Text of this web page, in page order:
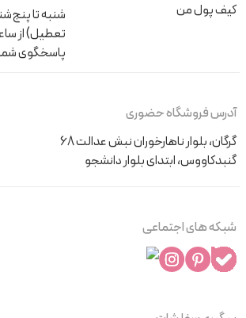
کیف پول من
شنبه تا
پاسخگوی
آدرس فروشگاه حضوری
گرگان، بلوار ناهارخوران نبش عدالت 68
گنبدکاووس، ابتدای بلوار دانشجو
شبکه های اجتماعی